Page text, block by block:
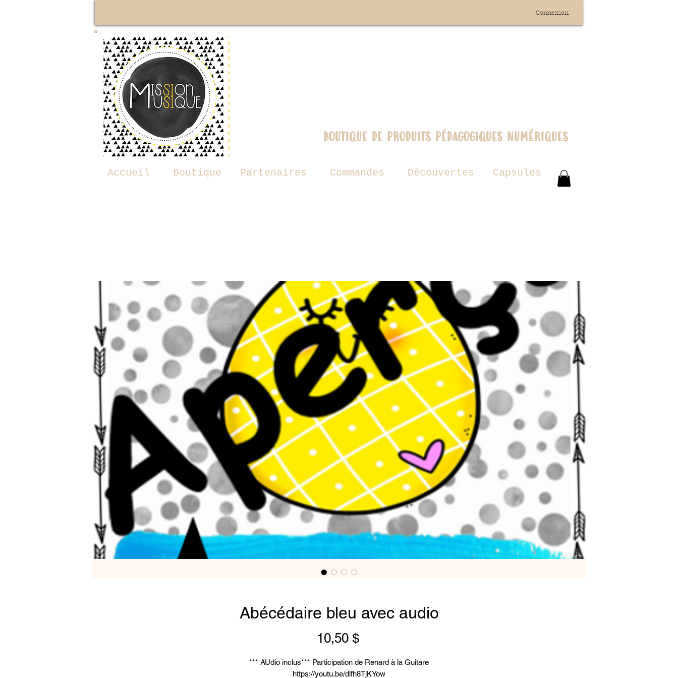
Connexion
boutique de produits pédagogiques numériques
Accueil Boutique Partenaires Commandes Découvertes Capsules
Abécédaire bleu avec audio
10,50 $Prix
*** AUdio inclus*** Participation de Renard à la Guitare
https://youtu.be/dlfh8TjKYow